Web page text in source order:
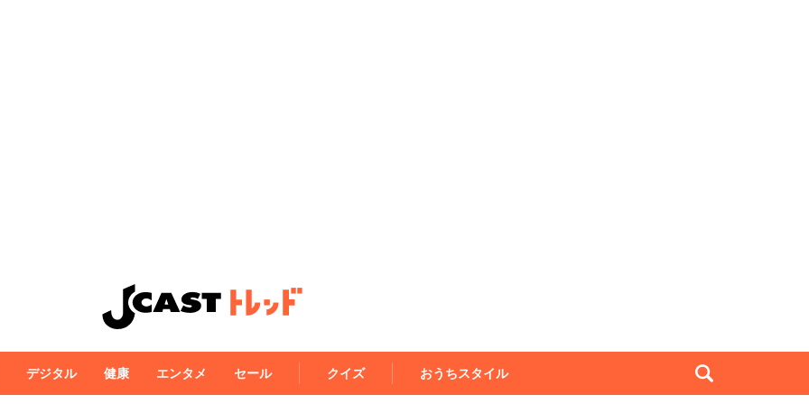
デジタル 健康 エンタメ セール クイズ おうちスタイル